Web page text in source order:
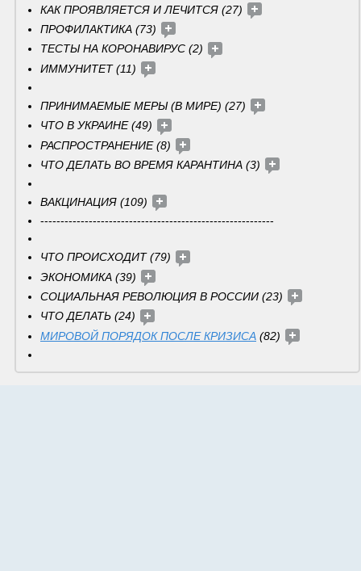
КАК ПРОЯВЛЯЕТСЯ И ЛЕЧИТСЯ (27)
ПРОФИЛАКТИКА (73)
ТЕСТЫ НА КОРОНАВИРУС (2)
ИММУНИТЕТ (11)
ПРИНИМАЕМЫЕ МЕРЫ (В МИРЕ) (27)
ЧТО В УКРАИНЕ (49)
РАСПРОСТРАНЕНИЕ (8)
ЧТО ДЕЛАТЬ ВО ВРЕМЯ КАРАНТИНА (3)
ВАКЦИНАЦИЯ (109)
----------------------------------------------------------
ЧТО ПРОИСХОДИТ (79)
ЭКОНОМИКА (39)
СОЦИАЛЬНАЯ РЕВОЛЮЦИЯ В РОССИИ (23)
ЧТО ДЕЛАТЬ (24)
МИРОВОЙ ПОРЯДОК ПОСЛЕ КРИЗИСА (82)